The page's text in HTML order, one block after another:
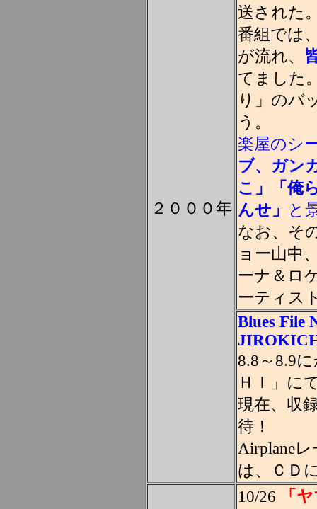
２０００年
送された
番組では
が流れ、
てました
り」のバ
う。
楽屋のシ
ブ、ガン
こ」「俺
んせ」
と
なお、そ
ョー山中
ーナ＆ロ
ーティス
Blues File
8.8～8.9
ＨＩ」に
現在、収
待！
Airplane
は、ＣＤ
10/26
「